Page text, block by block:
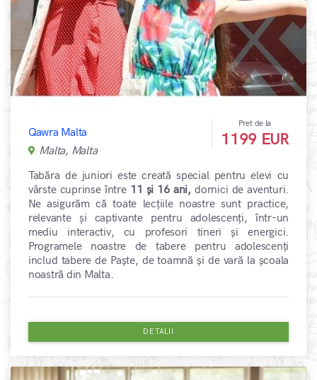
Qawra Malta
Malta, Malta
Pret de la
1199 EUR
Tabăra de juniori este creată special pentru elevi cu
vârste cuprinse între 11 și 16 ani,dornici de aventuri.
Ne asigurăm că toate lecțiile noastre sunt practice,
relevante și captivante pentru adolescenți, într-un
mediu interactiv, cu profesori tineri și energici.
Programele noastre de tabere pentru adolescenți
includ tabere de Paște, de toamnă și de vară la școala
noastră din Malta.
DETALII